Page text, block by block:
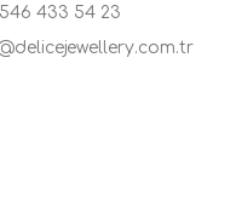
546 433 54 23